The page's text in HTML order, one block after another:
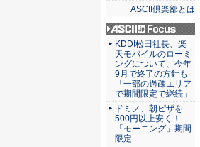
ASCII倶楽部とは
ASCII.jp Focus
KDDI松田社長、楽
天モバイルのローミ
ングについて、今年
9月で終了の方針も
「一部の過疎エリア
で期間限定で継続」
ドミノ、朝ピザを
500円以上安く！
「モーニング」期間
限定